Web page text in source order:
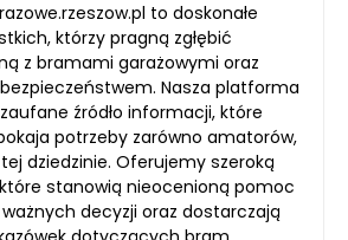
to doskonałe
którzy pragną zgłębić
z bramami garażowymi oraz
Nasza platforma
źródło informacji, które
potrzeby zarówno amatorów,
dziedzinie. Oferujemy szeroką
stanowią nieocenioną pomoc
decyzji oraz dostarczają